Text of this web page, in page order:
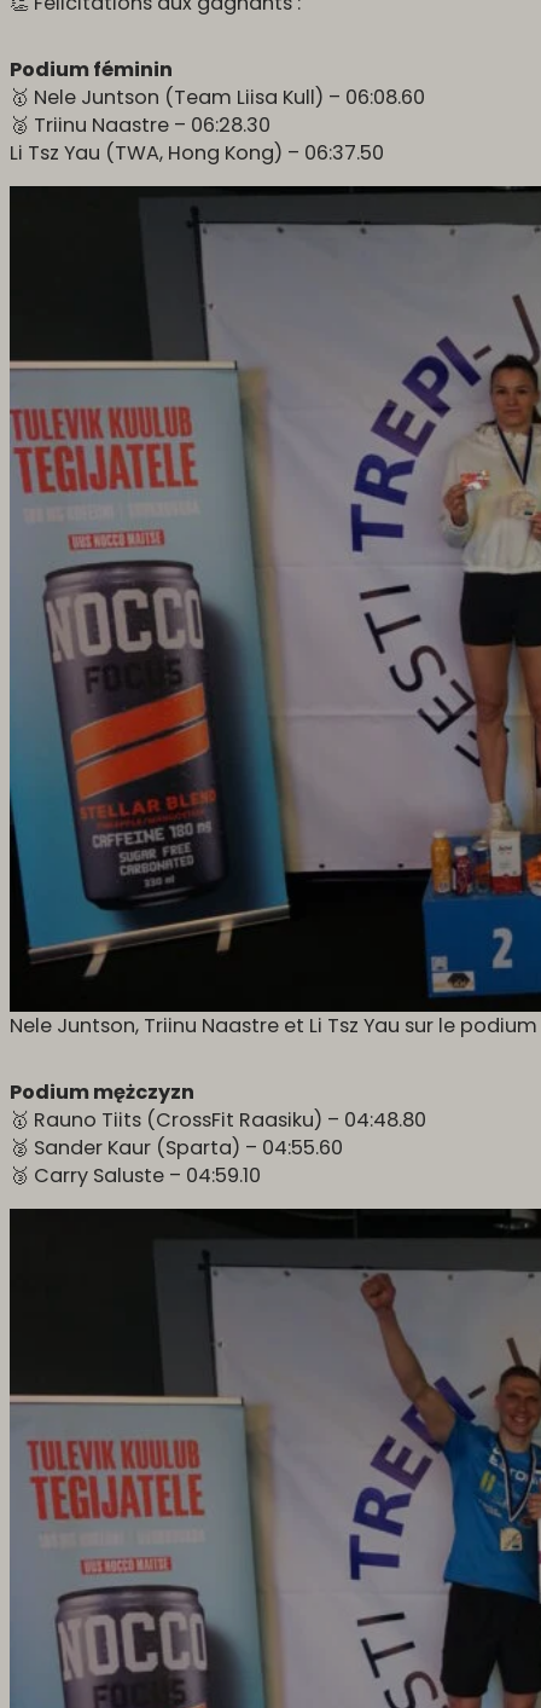
Podium féminin
🥇 Nele Juntson (Team Liisa Kull) – 06:08.60
🥈 Triinu Naastre – 06:28.30
Li Tsz Yau (TWA, Hong Kong) – 06:37.50
Nele Juntson, Triinu Naastre et Li Tsz Yau sur le
Podium mężczyzn
🥇 Rauno Tiits (CrossFit Raasiku) – 04:48.80
🥈 Sander Kaur (Sparta) – 04:55.60
🥉 Carry Saluste – 04:59.10